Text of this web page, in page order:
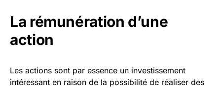
La rémunération d’une
action
Les actions sont par essence un investissement
intéressant en raison de la possibilité de réaliser des